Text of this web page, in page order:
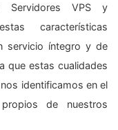
Servidores VPS y
características
servicio íntegro y de
que estas cualidades
identificamos en el
de nuestros